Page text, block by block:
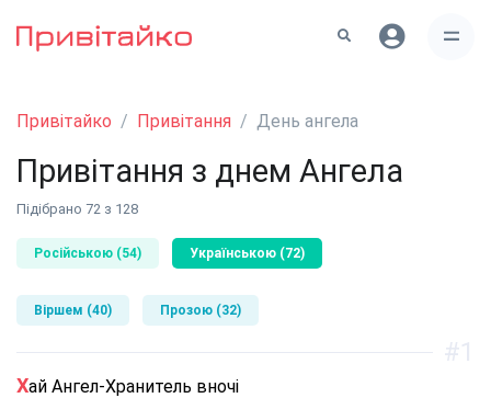
Привітайко Привітання День ангела
Привітання з днем Ангела
Підібрано 72 з 128
Російською (54) Українською (72)
Віршем (40) Прозою (32)
Хай Ангел-Хранитель вночі
#1